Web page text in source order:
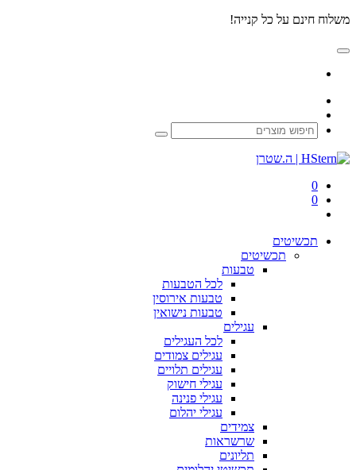
משלוח חינם על כל קנייה!
0
0
תכשיטים
תכשיטים
טבעות
לכל הטבעות
טבעות אירוסין
טבעות נישואין
עגילים
לכל העגילים
עגילים צמודים
עגילים תלויים
עגילי חישוק
עגילי פנינה
עגילי יהלום
צמידים
שרשראות
תליונים